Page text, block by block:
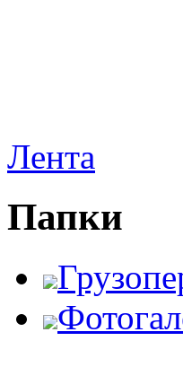
Лента
Папки